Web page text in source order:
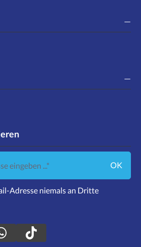
...
OK
Adresse niemals an Dritte